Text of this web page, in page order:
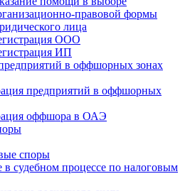
правовой формы
лица
ООО
ИП
в оффшорных зонах
предприятий в оффшорных
оффшора в ОАЭ
споры
в судебном процессе по налоговым